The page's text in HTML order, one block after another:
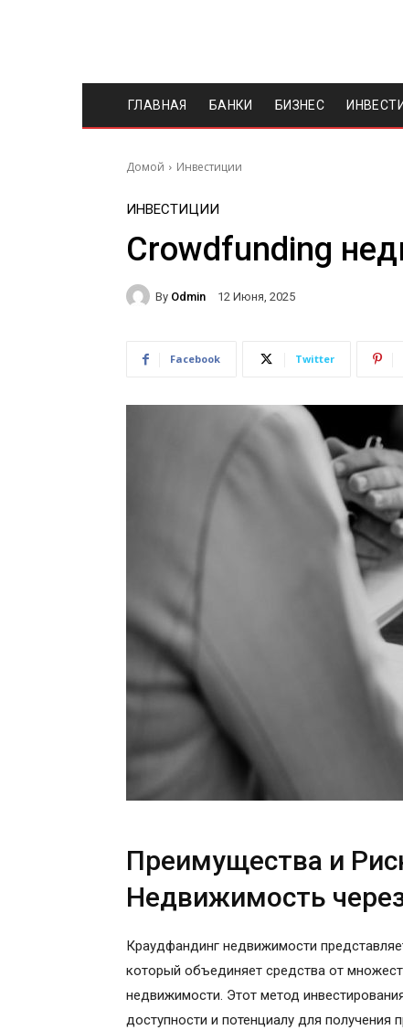
ГЛАВНАЯ БАНКИ БИЗНЕС
Домой Инвестиции
ИНВЕСТИЦИИ
Crowdfunding
By Odmin 12 Июня, 2025
Facebook Twitter
Преимущества и
Недвижимость
Краудфандинг недвижимости
который объединяет средства от
недвижимости. Этот метод
доступности и потенциалу для